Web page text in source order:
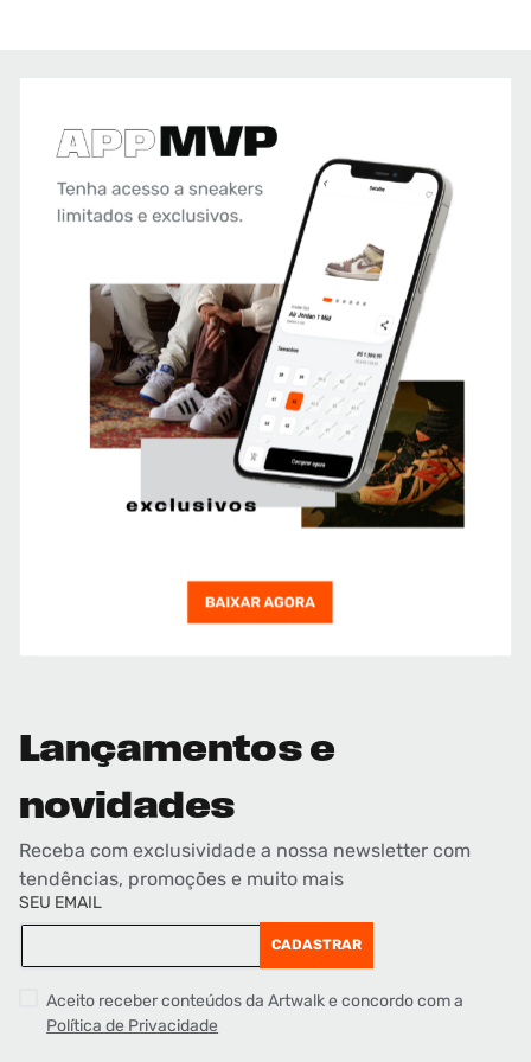
Lançamentos e
novidades
Receba com exclusividade a nossa newsletter com
tendências, promoções e muito mais
SEU EMAIL
CADASTRAR
Aceito receber conteúdos da Artwalk e concordo com a
Política de Privacidade